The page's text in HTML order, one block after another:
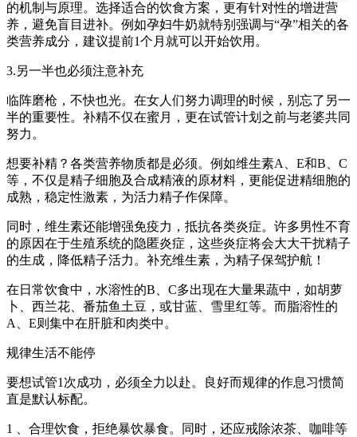
的机制与原理。选择适合的饮食方案，更有针对性的增进营
养，避免盲目进补。例如孕妇牛奶就特别强调与“孕”相关的各
类营养成分，建议提前1个月就可以开始饮用。
3.另一半也必须注意补充
临阵磨枪，不快也光。在女人们努力调理的时候，别忘了另一
半的重要性。补精不仅在蜜月，更在试管计划之前与老婆共同
努力。
想要补精？各类营养物质都是必须。例如维生素A、E和B、C
等，不仅是精子细胞及合成精液的原材料，更能促进精细胞的
成熟，稳定性激素，为活力精子作保障。
同时，维生素还能增强免疫力，抵抗各类炎症。许多男性不育
的原因在于生殖系统的隐匿炎症，这些炎症将会大大干扰精子
的生成，降低精子活力。补充维生素，为精子保驾护航！
在日常饮食中，水溶性的B、C多出现在大量果蔬中，如胡萝
卜、西兰花、番茄鱼土豆，或甘蓝、雪里红等。而脂溶性的
A、E则集中在肝脏和肉类中。
规律生活不能停
要想试管1次成功，必须全力以赴。良好而规律的作息习惯简
直是默认标配。
1 、合理饮食，拒绝暴饮暴食。同时，还应戒除浓茶、咖啡等